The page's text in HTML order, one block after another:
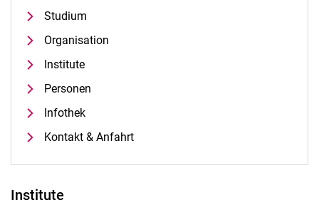
Studium
Organisation
Institute
Personen
Infothek
Kontakt & Anfahrt
Institute